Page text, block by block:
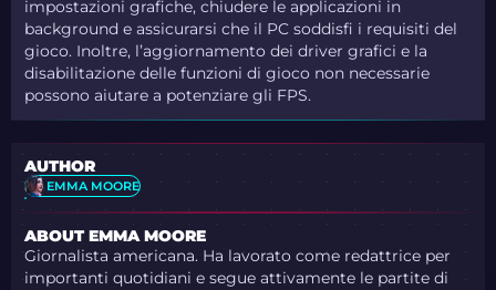
impostazioni grafiche, chiudere le applicazioni in
background e assicurarsi che il PC soddisfi i requisiti del
gioco. Inoltre, l’aggiornamento dei driver grafici e la
disabilitazione delle funzioni di gioco non necessarie
possono aiutare a potenziare gli FPS.
AUTHOR
EMMA MOORE
ABOUT EMMA MOORE
Giornalista americana. Ha lavorato come redattrice per
importanti quotidiani e segue attivamente le partite di